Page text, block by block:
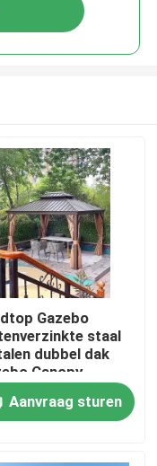
Gazebo
staal
dubbel dak
Canopy
Aanvraag sturen